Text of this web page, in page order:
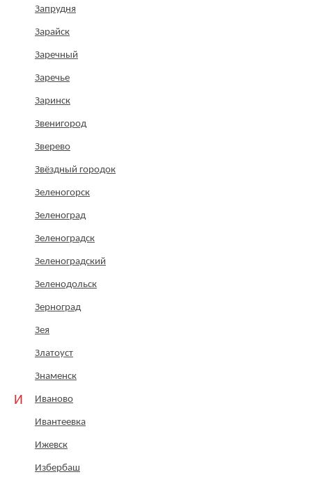
Запрудня
Зарайск
Заречный
Заречье
Заринск
Звенигород
Зверево
Звёздный городок
Зеленогорск
Зеленоград
Зеленоградск
Зеленоградский
Зеленодольск
Зерноград
Зея
Златоуст
Знаменск
И Иваново
Ивантеевка
Ижевск
Избербаш